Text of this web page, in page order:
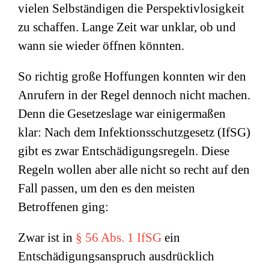
vielen Selbständigen die Perspektivlosigkeit
zu schaffen. Lange Zeit war unklar, ob und
wann sie wieder öffnen könnten.
So richtig große Hoffungen konnten wir den
Anrufern in der Regel dennoch nicht machen.
Denn die Gesetzeslage war einigermaßen
klar: Nach dem Infektionsschutzgesetz (IfSG)
gibt es zwar Entschädigungsregeln. Diese
Regeln wollen aber alle nicht so recht auf den
Fall passen, um den es den meisten
Betroffenen ging:
Zwar ist in § 56 Abs. 1 IfSG ein
Entschädigungsanspruch ausdrücklich